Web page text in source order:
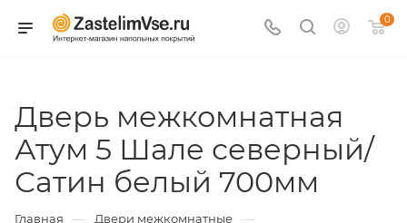
0
Дверь межкомнатная
Атум 5 Шале северный/
Сатин белый 700мм
Главная — Двери межкомнатные —